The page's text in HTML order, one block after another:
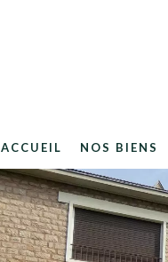
ACCUEIL NOS BIENS